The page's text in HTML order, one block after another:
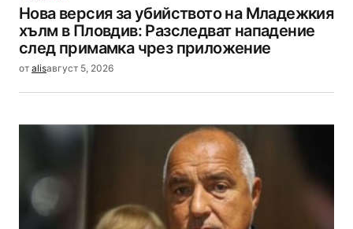
Нова версия за убийството на Младежкия
хълм в Пловдив: Разследват нападение
след примамка чрез приложение
от alisавгуст 5, 2026